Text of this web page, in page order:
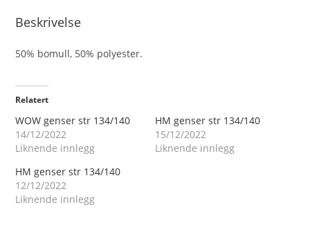
Beskrivelse
50% bomull, 50% polyester.
Relatert
WOW genser str 134/140
14/12/2022
Liknende innlegg
HM genser str 134/140
15/12/2022
Liknende innlegg
HM genser str 134/140
12/12/2022
Liknende innlegg